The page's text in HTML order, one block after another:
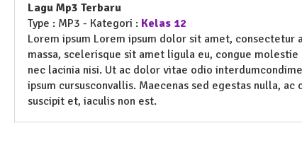
Lagu Mp3 Terbaru
Type : MP3 - Kategori : Kelas 12
Lorem ipsum Lorem ipsum dolor sit amet, consectetur
massa, scelerisque sit amet ligula eu, congue
nec lacinia nisi. Ut ac dolor vitae odio
ipsum cursusconvallis. Maecenas sed egestas nulla,
suscipit et, iaculis non est.